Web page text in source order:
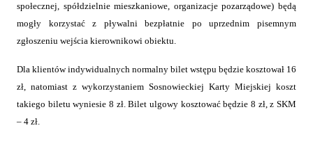
społecznej, spółdzielnie mieszkaniowe, organizacje pozarządowe) będą
mogły korzystać z pływalni bezpłatnie po uprzednim pisemnym
zgłoszeniu wejścia kierownikowi obiektu.
Dla klientów indywidualnych normalny bilet wstępu będzie kosztował 16
zł, natomiast z wykorzystaniem Sosnowieckiej Karty Miejskiej koszt
takiego biletu wyniesie 8 zł. Bilet ulgowy kosztować będzie 8 zł, z SKM
– 4 zł.